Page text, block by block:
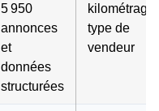
5 950
annonces
et
données
structurées
kilométrage,
type de
vendeur